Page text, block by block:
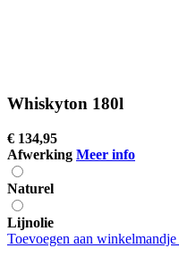
Whiskyton 180l
€ 134,95
Afwerking Meer info
Naturel
Lijnolie
Toevoegen aan winkelmandje